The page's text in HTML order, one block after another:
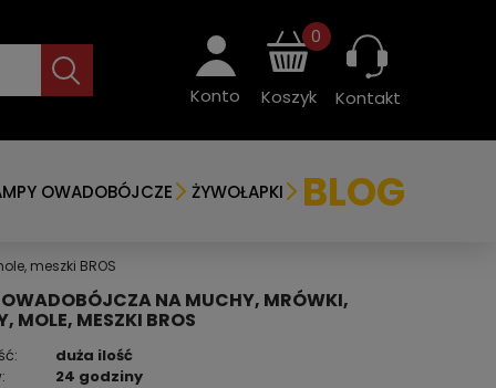
Konto Koszyk
0
Kontakt
OWADOBÓJCZE ŻYWOŁAPKI BLOG
meszki BROS
NA MUCHY, MRÓWKI,
MOLE, MESZKI BROS
duża ilość
24 godziny